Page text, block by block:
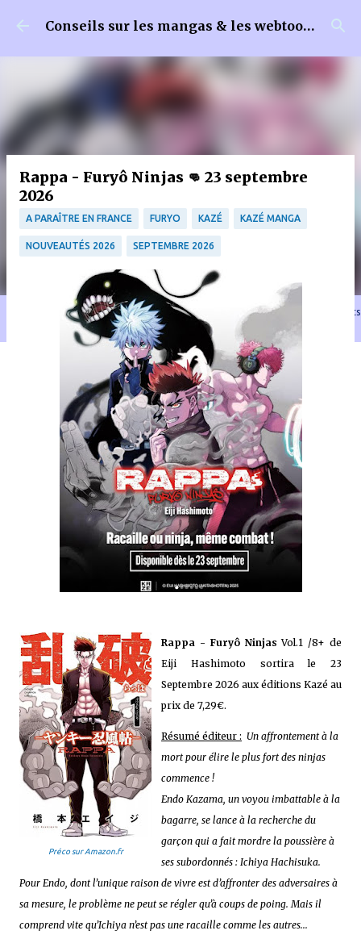
Accéder au contenu principal Conseils sur les mangas & les webtoons
🐈‍⬛ En tant que Partenaire Amazon, je réalise un bénéfice sur les achats
remplissant les conditions requises quand vous achetez sur Amazon.fr
Rappa - Furyô Ninjas 👊 23 septembre
2026
A PARAÎTRE EN FRANCE FURYO KAZÉ KAZÉ MANGA
NOUVEAUTÉS 2026 SEPTEMBRE 2026
Préco sur Amazon.fr
Rappa - Furyô Ninjas Vol.1 /8+ de
Eiji Hashimoto sortira le 23
Septembre 2026 aux éditions Kazé au
prix de 7,29€.
Résumé éditeur : Un affrontement à la
mort pour élire le plus fort des ninjas
commence !
Endo Kazama, un voyou imbattable à la
bagarre, se lance à la recherche du
garçon qui a fait mordre la poussière à
ses subordonnés : Ichiya Hachisuka.
Pour Endo, dont l’unique raison de vivre est d’affronter des adversaires à
sa mesure, le problème ne peut se régler qu’à coups de poing. Mais il
comprend vite qu’Ichiya n’est pas une racaille comme les autres...